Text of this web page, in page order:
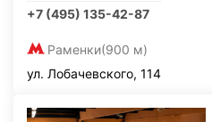
+7 (495) 135-42-87
Раменки(900 м)
ул. Лобачевского, 114